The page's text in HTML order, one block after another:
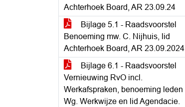
Achterhoek Board, AR 23.09.24
Bijlage 5.1 - Raadsvoorstel
Benoeming mw. C. Nijhuis, lid
Achterhoek Board, AR 23.09.2024
Bijlage 6.1 - Raadsvoorstel
Vernieuwing RvO incl.
Werkafspraken, benoeming leden
Wg. Werkwijze en lid Agendacie.